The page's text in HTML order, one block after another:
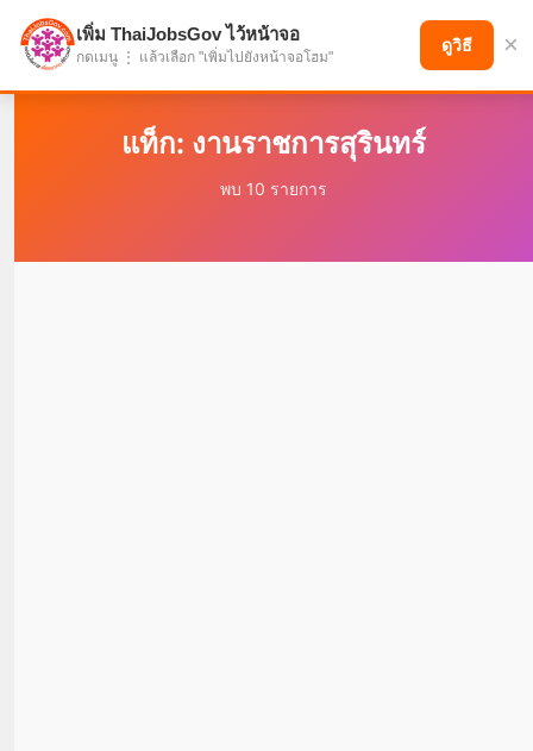
แบ่งปันโอกาส เพื่ออนาคตที่ก้าวหน้า
แท็ก: งานราชการสุรินทร์
พบ 10 รายการ
เพิ่ม ThaiJobsGov ไว้หน้าจอ
กดเมนู ⋮ แล้วเลือก "เพิ่มไปยังหน้าจอโฮม"
ดูวิธี ×